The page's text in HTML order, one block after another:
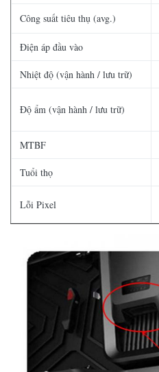
Công suất tiêu thụ (avg.)
Điện áp đầu vào
Nhiệt độ (vận hành / lưu trữ)
Độ ẩm (vận hành / lưu trữ)
MTBF
Tuổi thọ
Lỗi Pixel